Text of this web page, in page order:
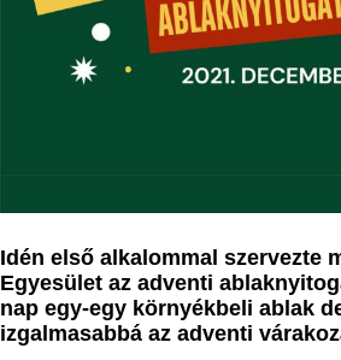
Idén első alkalommal szervezte
Egyesület az adventi
nap egy-egy környékbeli ablak
izgalmasabbá az adventi